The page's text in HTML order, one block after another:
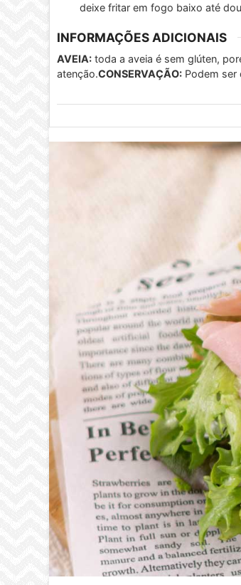
deixe fritar em fogo baixo até
INFORMAÇÕES ADICIONAIS
AVEIA:toda a aveia é sem glúten,
atenção.CONSERVAÇÃO:Podem ser